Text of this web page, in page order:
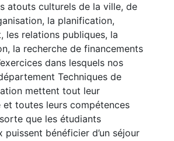
atouts culturels de la ville, de
la planification,
les relations publiques, la
la recherche de financements
dans lesquels nos
Techniques de
mettent tout leur
et toutes leurs compétences
que les étudiants
puissent bénéficier d’un séjour